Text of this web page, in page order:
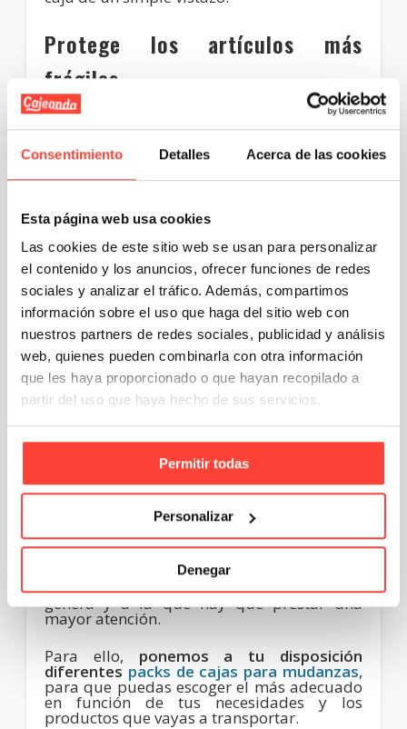
Consentimiento Detalles Acerca de las cookies
Esta página web usa cookies
Las cookies de este sitio web se usan para personalizar
el contenido y los anuncios, ofrecer funciones de redes
sociales y analizar el tráfico. Además, compartimos
información sobre el uso que haga del sitio web con
nuestros partners de redes sociales, publicidad y análisis
web, quienes pueden combinarla con otra información
que les haya proporcionado o que hayan recopilado a
partir del uso que haya hecho de sus servicios.
Permitir todas
Personalizar
Denegar
Protege los artículos más
frágiles
Debes guardar perfectamente protegidos
los artículos más frágiles, ya que de lo
contrario, te aseguramos que cuando
llegues a tu nuevo hogar se habrán roto.
doble, que son las más resistentes y se
muestran como la mejor opción para
transportar objetos muy delicados que
precisen de la máxima protección posible.
Cuando hayas llenado la caja,protege los
artículos con plástico de burbujaso con
relleno protector de panal de abeja, para
evitar cualquier mínimo riesgo.
Realiza la mudanza de tu
cocina con las cajas de
cartón de Cajeando
EnCajeando queremos ayudarte y
ponértelo fácil para hacer la mudanza de
, ya que sabemos que es la zona
de la casa que más quebraderos de cabeza
genera y a la que hay que prestar una
mayor atención.
Para ello, ponemos a tu disposición
diferentes packs de cajas para mudanzas,
para que puedas escoger el más adecuado
en función de tus necesidades y los
productos que vayas a transportar.